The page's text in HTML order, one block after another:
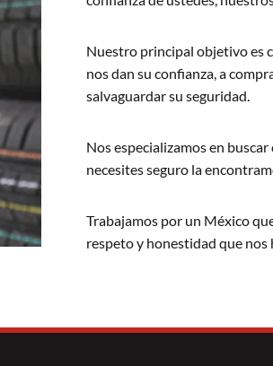
Nuestro principal objetivo es
nos dan su confianza, a
salvaguardar su seguridad.
Nos especializamos en
necesites seguro la
Trabajamos por un México
respeto y honestidad que